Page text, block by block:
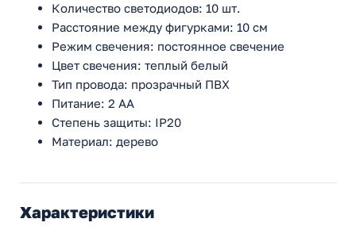
Количество светодиодов: 10 шт.
Расстояние между фигурками: 10 см
Режим свечения: постоянное свечение
Цвет свечения: теплый белый
Тип провода: прозрачный ПВХ
Питание: 2 АА
Степень защиты: IP20
Материал: дерево
Характеристики